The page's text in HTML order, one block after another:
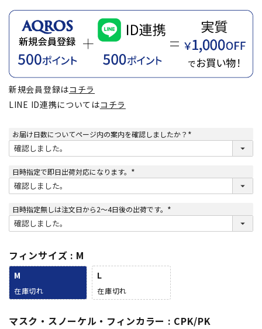
新規会員登録はコチラ
LINE ID連携についてはコチラ
お届け日数についてページ内の案内を確認しましたか？
(
須
日時指定で即日出荷対応になります。
(
須
日時指定無しは注文日から2～4日後の出荷です。
(
須
フィンサイズ M
M
在庫切れ
L
在庫切れ
マスク・スノーケル・フィンカラー CPK/PK